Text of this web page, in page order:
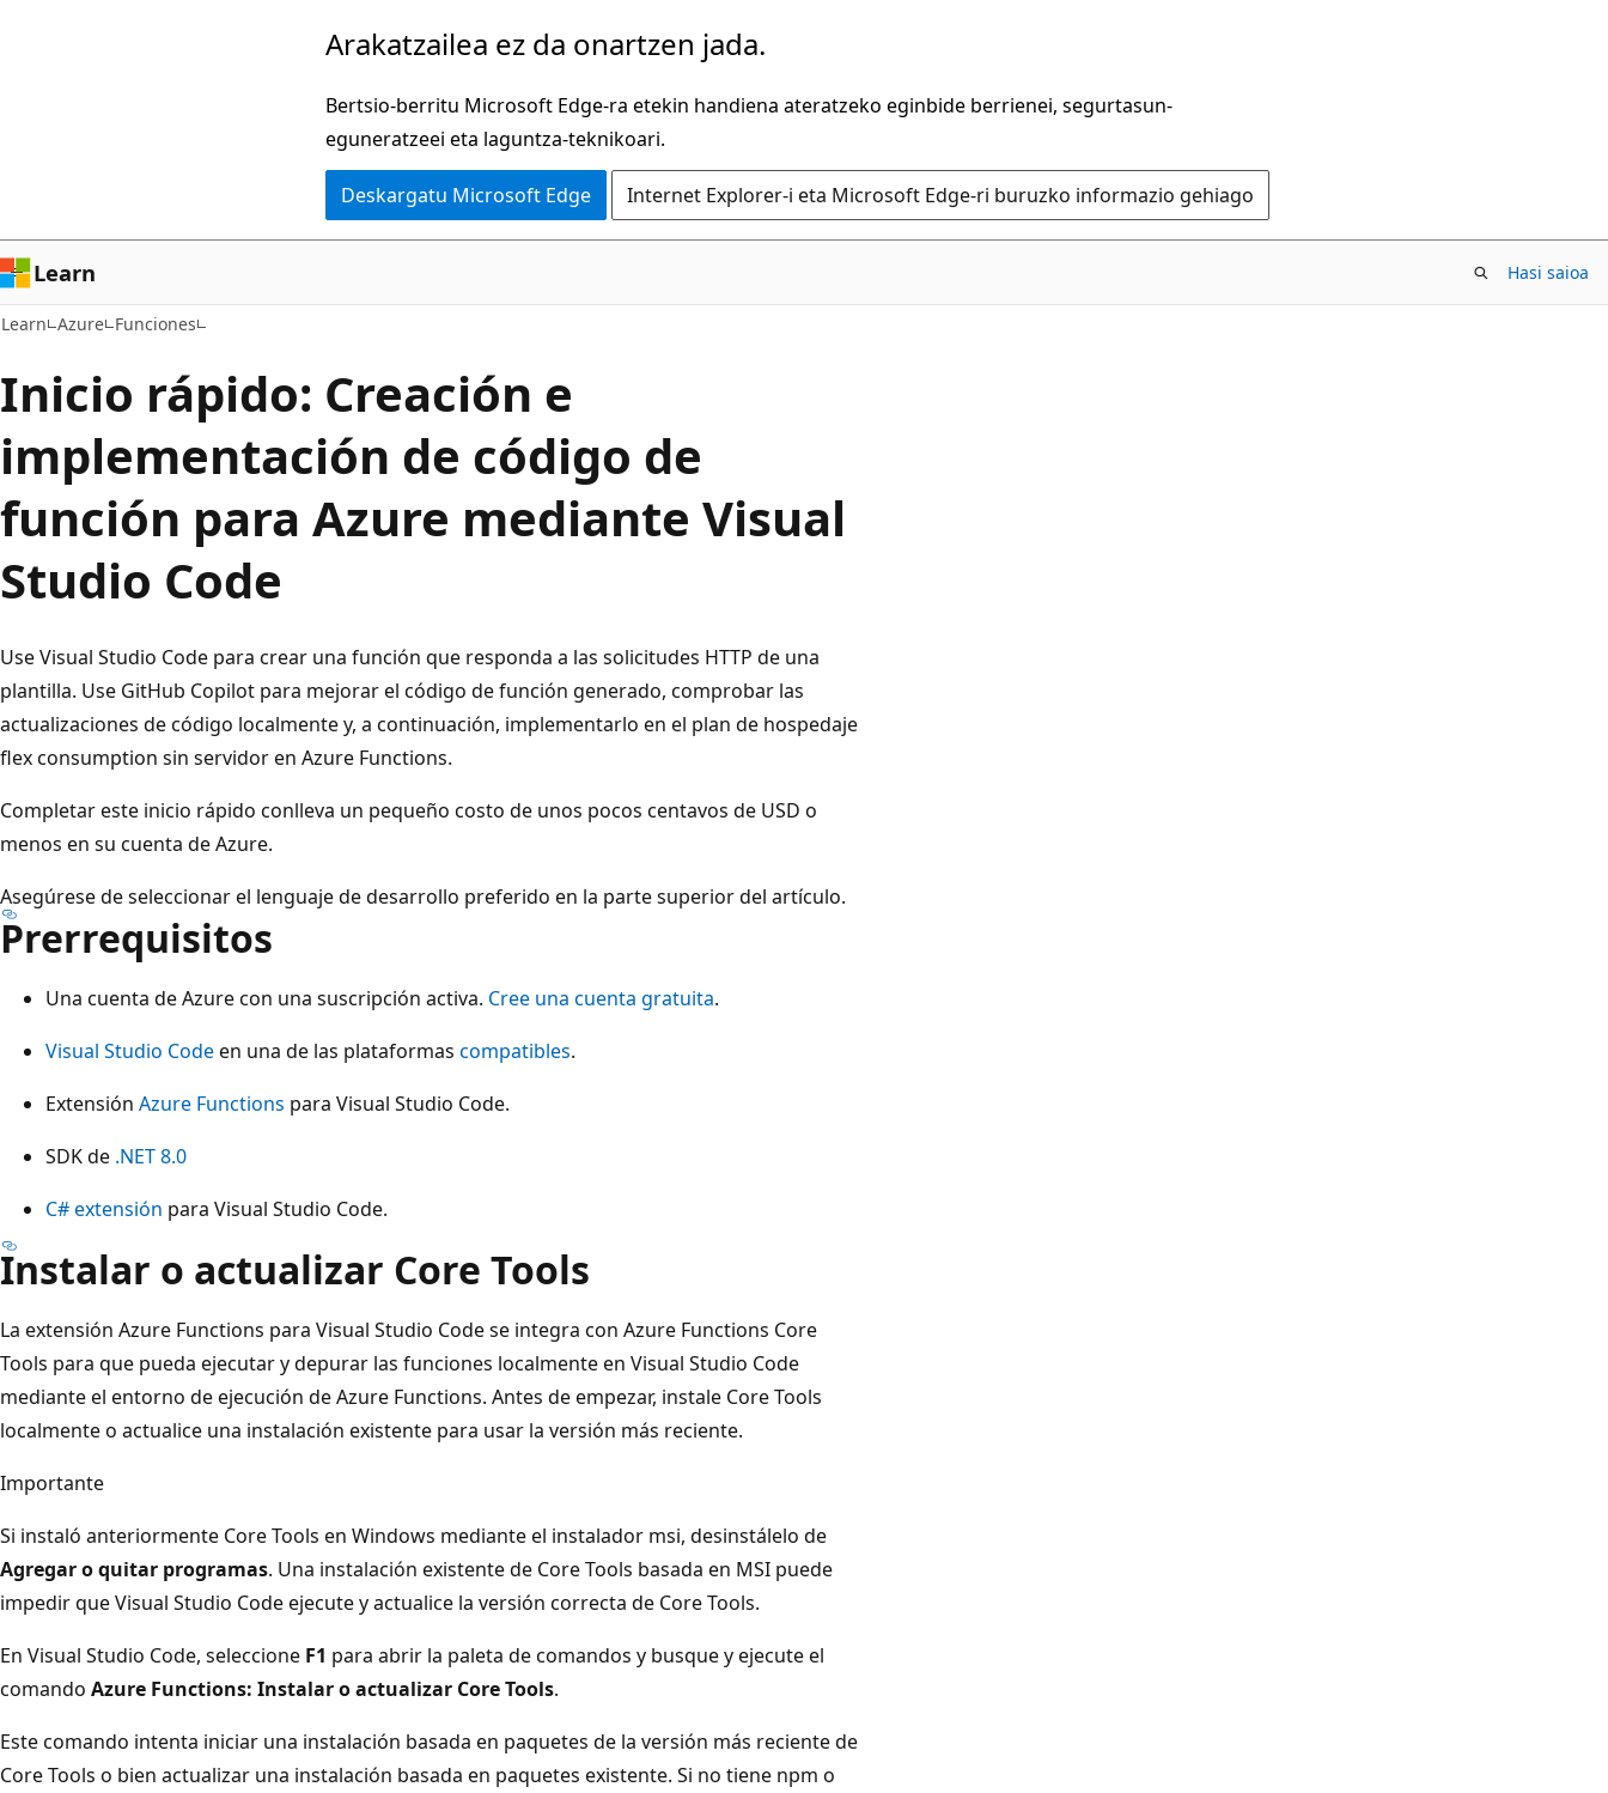
Arakatzailea ez da onartzen jada.
Bertsio-berritu Microsoft Edge-ra etekin handiena ateratzeko eginbide berrienei, segurtasun-
eguneratzeei eta laguntza-teknikoari.
Deskargatu Microsoft Edge Internet Explorer-i eta Microsoft Edge-ri buruzko informazio gehiago
Learn Hasi saioa
Learn Azure Funciones
Inicio rápido: Creación e
implementación de código de
función para Azure mediante Visual
Studio Code
Use Visual Studio Code para crear una función que responda a las solicitudes HTTP de una
plantilla. Use GitHub Copilot para mejorar el código de función generado, comprobar las
actualizaciones de código localmente y, a continuación, implementarlo en el plan de hospedaje
flex consumption sin servidor en Azure Functions.
Completar este inicio rápido conlleva un pequeño costo de unos pocos centavos de USD o
menos en su cuenta de Azure.
Asegúrese de seleccionar el lenguaje de desarrollo preferido en la parte superior del artículo.
Prerrequisitos
Una cuenta de Azure con una suscripción activa. Cree una cuenta gratuita.
Visual Studio Codeen una de las plataformas compatibles.
Extensión Azure Functions para Visual Studio Code.
SDK de .NET 8.0
C# extensión para Visual Studio Code.
Instalar o actualizar Core Tools
La extensión Azure Functions para Visual Studio Code se integra con Azure Functions Core
Tools para que pueda ejecutar y depurar las funciones localmente en Visual Studio Code
mediante el entorno de ejecución de Azure Functions. Antes de empezar, instale Core Tools
localmente o actualice una instalación existente para usar la versión más reciente.
Importante
Si instaló anteriormente Core Tools en Windows mediante el instalador msi, desinstálelo de
Agregar o quitar programas. Una instalación existente de Core Tools basada en MSI puede
impedir que Visual Studio Code ejecute y actualice la versión correcta de Core Tools.
En Visual Studio Code, seleccione F1 para abrir la paleta de comandos y busque y ejecute el
comando Azure Functions: Instalar o actualizar Core Tools.
Este comando intenta iniciar una instalación basada en paquetes de la versión más reciente de
Core Tools o bien actualizar una instalación basada en paquetes existente. Si no tiene npm o